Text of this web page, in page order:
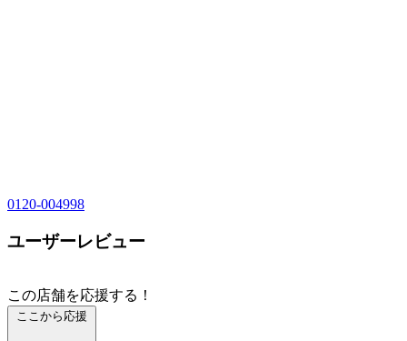
0120-004998
ユーザーレビュー
この店舗を応援する！
ここから応援